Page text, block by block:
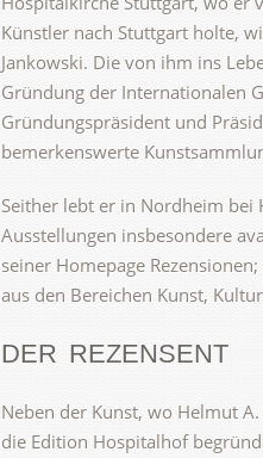
Künstler nach Stuttgart holte,
Jankowski. Die von ihm ins
Gründung der Internationalen
Gründungspräsident und
bemerkenswerte
Seither lebt er in Nordheim bei
Ausstellungen insbesondere
seiner Homepage
aus den Bereichen Kunst,
DER REZENSENT
Neben der Kunst, wo Helmut
die Edition Hospitalhof